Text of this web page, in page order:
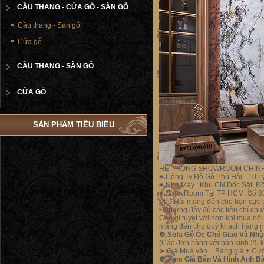
HỆ THỐNG SHOWROOM
♣.Công Ty Đồ Gỗ Phú Hải - 10
♣.Nhà Máy : Khu CN Dốc Sặt,
♣.ShowRoom Tại TP HCM: Số
Phú Hải mang đến cho bạn cực
Đáp ứng đầy đủ các tiêu chí
Còn gì tuyệt vời hơn khi mua
mang đến cho quý khách hàng
❸.Sofa Gỗ Óc Chó Giao Và
(Các đơn hàng với bán kính 25
➤ Giá Mua vào = Bảng giá +
❸.Xem Giá Bán Và Hình Ảnh
CẦU THANG - CỬA GỖ - SÀN GỖ
Cầu thang - Sàn gỗ
Cửa gỗ
CẦU THANG - SÀN GỖ
CỬA GỖ
SẢN PHẨM TIÊU BIỂU